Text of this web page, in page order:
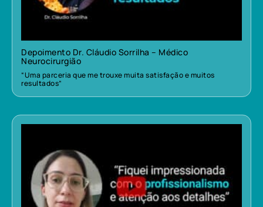
Depoimento Dr. Cláudio Sorrilha – Médico
Neurocirurgião
“Uma parceria que me trouxe muita satisfação e muitos
resultados”